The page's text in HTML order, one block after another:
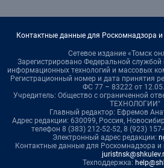
Контактные данные для Роскомнадзора и
Сетевое издание «Томск
Зарегистрировано Федеральной службой
информационных технологий и массовых
Регистрационный номер и дата принятия
ФС 77 – 83222 от
Учредитель: Общество с ограниченной
ТЕХНОЛОГИИ"
Главный редактор: Ефремов
Адрес редакции: 630099, Россия,
телефон 8 (383) 212-52-52, 8 (923)
Электронный адрес редакции:
Контактные данные для Роскомнадзора и
Техподдержка: